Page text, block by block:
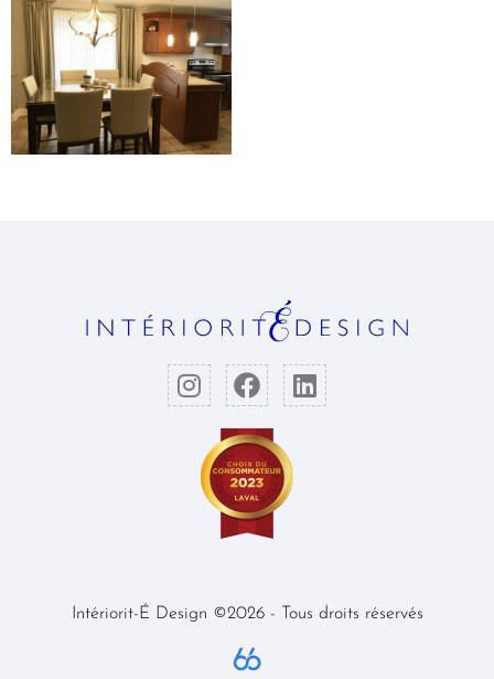
Intériorit-É Design ©2026 - Tous droits réservés